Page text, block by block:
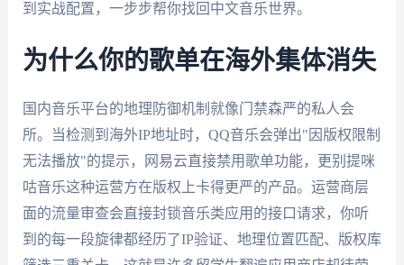
到实战配置，一步步帮你找回中文音乐世界。
为什么你的歌单在海外集体消失
国内音乐平台的地理防御机制就像门禁森严的私人会
所。当检测到海外IP地址时，QQ音乐会弹出"因版权限制
无法播放"的提示，网易云直接禁用歌单功能，更别提咪
咕音乐这种运营方在版权上卡得更严的产品。运营商层
面的流量审查会直接封锁音乐类应用的接口请求，你听
到的每一段旋律都经历了IP验证、地理位置匹配、版权库